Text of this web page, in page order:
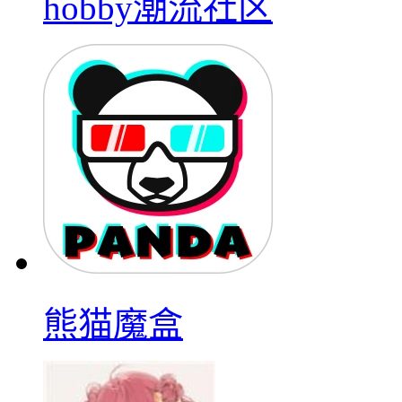
hobby潮流社区
熊猫魔盒